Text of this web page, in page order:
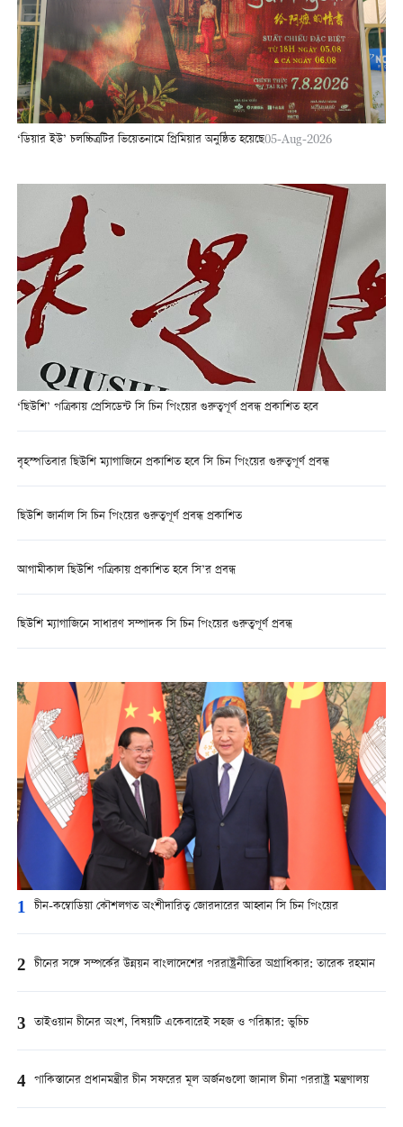
‘ডিয়ার ইউ’ চলচ্চিত্রটির ভিয়েতনামে প্রিমিয়ার অনুষ্ঠিত হয়েছে05-Aug-2026
‘ছিউশি’ পত্রিকায় প্রেসিডেন্ট সি চিন পিংয়ের গুরুত্বপূর্ণ প্রবন্ধ প্রকাশিত হবে
বৃহস্পতিবার ছিউশি ম্যাগাজিনে প্রকাশিত হবে সি চিন পিংয়ের গুরুত্বপূর্ণ প্রবন্ধ
ছিউশি জার্নাল সি চিন পিংয়ের গুরুত্বপূর্ণ প্রবন্ধ প্রকাশিত
আগামীকাল ছিউশি পত্রিকায় প্রকাশিত হবে সি’র প্রবন্ধ
ছিউশি ম্যাগাজিনে সাধারণ সম্পাদক সি চিন পিংয়ের গুরুত্বপূর্ণ প্রবন্ধ
1 চীন-কম্বোডিয়া কৌশলগত অংশীদারিত্ব জোরদারের আহ্বান সি চিন পিংয়ের
2 চীনের সঙ্গে সম্পর্কের উন্নয়ন বাংলাদেশের পররাষ্ট্রনীতির অগ্রাধিকার: তারেক রহমান
3 তাইওয়ান চীনের অংশ, বিষয়টি একেবারেই সহজ ও পরিষ্কার: ভুচিচ
4 পাকিস্তানের প্রধানমন্ত্রীর চীন সফরের মূল অর্জনগুলো জানাল চীনা পররাষ্ট্র মন্ত্রণালয়